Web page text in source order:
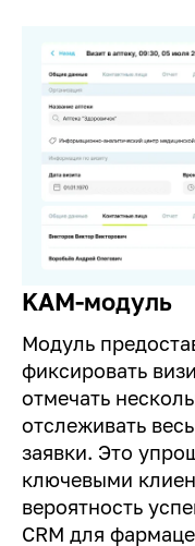
KAM-модуль
Модуль
фиксировать
отмечать
отслеживать
заявки. Это
ключевыми
вероятность
CRM для